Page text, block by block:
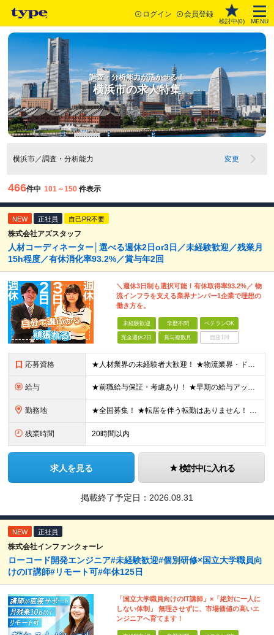
ログイン 会員登録
検討中(0) MENU
調査・分析能力が活かせる！
横浜市の求人特集
横浜市／調査・分析能力 変更
466件中 101～150 件表示
NEW 正社員 自己PR不要
株式会社アズスタッフ
人材コーディネーター│選べる週休2日or3日／未経験歓迎／残業月
15h程度／有休消化率93.2%／賞与年2回
＼週休3日制も選択可能！有休取得率93.2%／ 物
流インフラを支える業界ナンバー1企業で理想の
働き方を。
未経験歓迎 学歴不問 ベテランOK
完全週休2日 賞与複数月 面接1回
応募資格 ★人材業界の未経験者大歓迎！ ★物流業界・ドライバー経験は不問！ ★学歴不問！ ★第二新卒歓迎！ ★ブランクOK！ ＼こんな方にピッタリです！／ ・「圧倒的No.1」を目指す環境で、熱く働きたい方
給与 ★前職給与保証・考慮あり！ ★早期の給与アップが可能です 月給24万9113円以上＋賞与年2回＋各種手当 ※経験やスキルを考慮し決定します。 ※試用期間6カ月（その間の給与・待遇に差異はありません
勤務地 ★全国募集！ ★転居を伴う転勤はありません！ ★U・Iターン歓迎！ ＼本社／ 東京都新宿区西新宿1-20-3 西新宿髙木ビル2階 ＼希望の拠点・営業所に配属します！／ 【北海道・東北エリア】 北海
残業時間 20時間以内
求人を見る 検討中に入れる
掲載終了予定日： 2026.08.31
NEW 正社員
株式会社インファンクォーレ
ローコード開発エンジニア#未経験歓迎#個別研修×国立大学職員向
けのIT講師#リモート可#年休125日
「国立大学職員向けのIT講師」×「絶対に一人に
しない体制」 無理させずに、市場価値の高いエ
ンジニアへ育てます！